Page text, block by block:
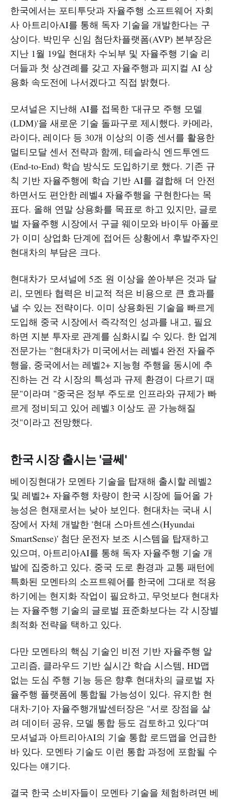
한국에서는 포티투닷과 자율주행 소프트웨어 자회
사 아트리아AI를 통해 독자 기술을 개발한다는 구
상이다. 박민우 신임 첨단차플랫폼(AVP) 본부장은
지난 1월 19일 현대차 수뇌부 및 자율주행 기술 리
더들과 첫 상견례를 갖고 자율주행과 피지컬 AI 상
용화 속도전에 나서겠다고 직접 밝혔다.
모셔널은 지난해 AI를 접목한 '대규모 주행 모델
(LDM)'을 새로운 기술 돌파구로 제시했다. 카메라,
라이다, 레이다 등 30개 이상의 이종 센서를 활용한
멀티모달 센서 전략과 함께, 테슬라식 엔드투엔드
(End-to-End) 학습 방식도 도입하기로 했다. 기존 규
칙 기반 자율주행에 학습 기반 AI를 결합해 더 안전
하면서도 편안한 레벨4 자율주행을 구현한다는 목
표다. 올해 연말 상용화를 목표로 하고 있지만, 글로
벌 자율주행 시장에서 구글 웨이모와 바이두 아폴로
가 이미 상업화 단계에 접어든 상황에서 후발주자인
현대차의 부담은 크다.​
현대차가 모셔널에 5조 원 이상을 쏟아부은 것과 달
리, 모멘타 협력은 비교적 적은 비용으로 큰 효과를
낼 수 있는 전략이다. 이미 상용화된 기술을 빠르게
도입해 중국 시장에서 즉각적인 성과를 내고, 필요
하면 지분 투자로 관계를 심화시킬 수 있다. 한 업계
전문가는 "현대차가 미국에서는 레벨4 완전 자율주
행을, 중국에서는 레벨2+ 지능형 주행을 동시에 추
진하는 건 각 시장의 특성과 규제 환경이 다르기 때
문"이라며 "중국은 정부 주도로 인프라와 규제가 빠
르게 정비되고 있어 레벨3 이상도 곧 가능해질
것"이라고 전망했다.
한국 시장 출시는 '글쎄'
베이징현대가 모멘타 기술을 탑재해 출시할 레벨2
및 레벨2+ 자율주행 차량이 한국 시장에 들어올 가
능성은 현재로서는 낮아 보인다. 현대차는 국내 시
장에서 자체 개발한 '현대 스마트센스(Hyundai
SmartSense)' 첨단 운전자 보조 시스템을 탑재하고
있으며, 아트리아AI를 통해 독자 자율주행 기술 개
발에 집중하고 있다. 중국 도로 환경과 교통 패턴에
특화된 모멘타의 소프트웨어를 한국에 그대로 적용
하기에는 현지화 작업이 필요하고, 무엇보다 현대차
는 자율주행 기술의 글로벌 표준화보다는 각 시장별
최적화 전략을 택하고 있다.​
다만 모멘타의 핵심 기술인 비전 기반 자율주행 알
고리즘, 클라우드 기반 실시간 학습 시스템, HD맵
없는 도심 주행 기능 등은 향후 현대차의 글로벌 자
율주행 플랫폼에 통합될 가능성이 있다. 유지한 현
대차·기아 자율주행개발센터장은 "서로 장점을 살
려 데이터 공유, 모델 통합 등도 검토하고 있다"며
모셔널과 아트리아AI의 기술 통합 로드맵을 언급한
바 있다. 모멘타 기술도 이런 통합 과정에 포함될 수
있다는 얘기다.​
결국 한국 소비자들이 모멘타 기술을 체험하려면 베